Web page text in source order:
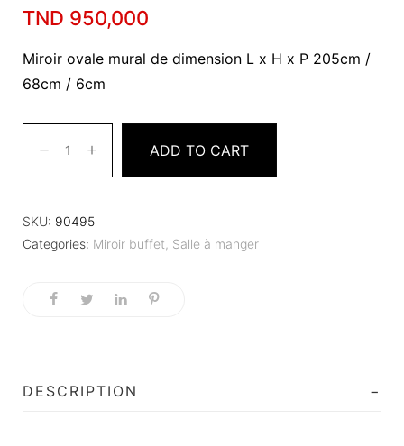
TND 950,000
Miroir ovale mural de dimension L x H x P 205cm /
68cm / 6cm
ADD TO CART
SKU: 90495
Categories: Miroir buffet, Salle à manger
DESCRIPTION